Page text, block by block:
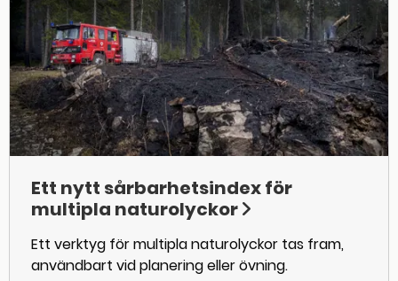
Ett nytt sårbarhetsindex för
multipla naturolyckor
Ett verktyg för multipla naturolyckor tas fram,
användbart vid planering eller övning.